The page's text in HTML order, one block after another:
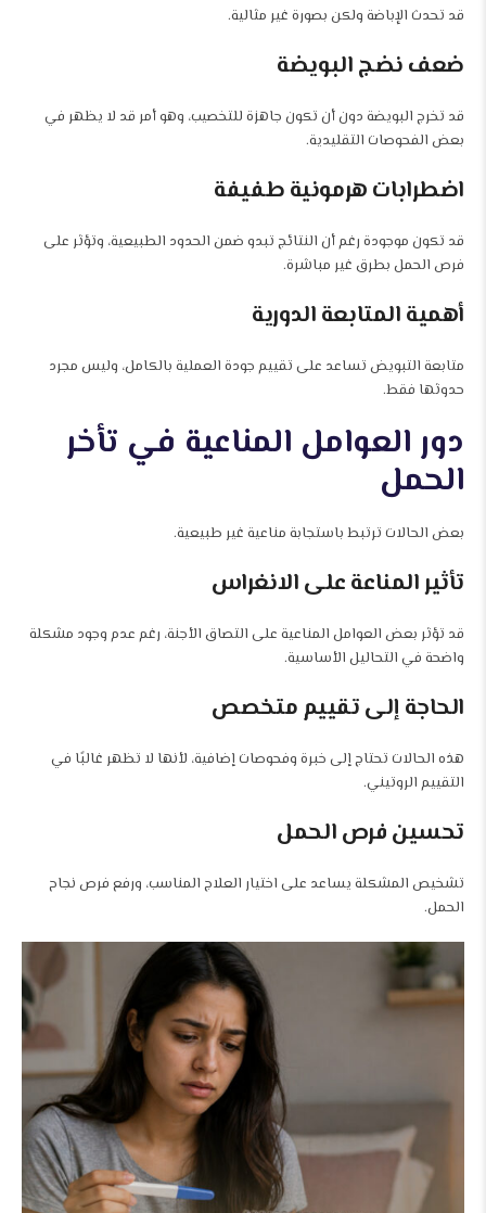
قد تحدث الإباضة ولكن بصورة غير مثالية.
ضعف نضج البويضة
قد تخرج البويضة دون أن تكون جاهزة للتخصيب، وهو أمر قد لا يظهر في
بعض الفحوصات التقليدية.
اضطرابات هرمونية طفيفة
قد تكون موجودة رغم أن النتائج تبدو ضمن الحدود الطبيعية، وتؤثر على
فرص الحمل بطرق غير مباشرة.
أهمية المتابعة الدورية
متابعة التبويض تساعد على تقييم جودة العملية بالكامل، وليس مجرد
حدوثها فقط.
دور العوامل المناعية في تأخر
الحمل
بعض الحالات ترتبط باستجابة مناعية غير طبيعية.
تأثير المناعة على الانغراس
قد تؤثر بعض العوامل المناعية على التصاق الأجنة، رغم عدم وجود مشكلة
واضحة في التحاليل الأساسية.
الحاجة إلى تقييم متخصص
هذه الحالات تحتاج إلى خبرة وفحوصات إضافية، لأنها لا تظهر غالبًا في
التقييم الروتيني.
تحسين فرص الحمل
تشخيص المشكلة يساعد على اختيار العلاج المناسب، ورفع فرص نجاح
الحمل.